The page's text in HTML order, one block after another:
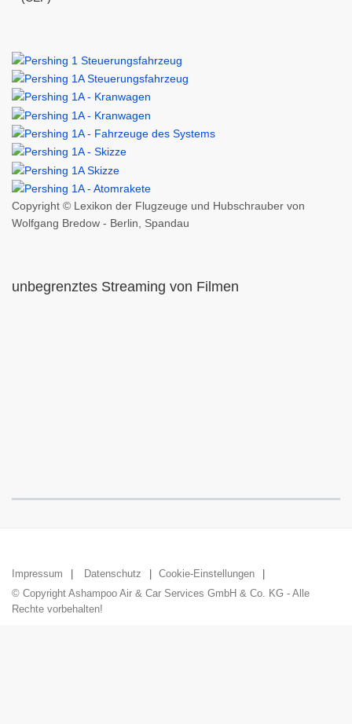
Copyright © Lexikon der Flugzeuge und Hubschrauber von
Wolfgang Bredow - Berlin, Spandau
unbegrenztes Streaming von Filmen
Impressum Datenschutz
Cookie-Einstellungen
© Copyright Ashampoo Air & Car Services GmbH & Co. KG - Alle
Rechte vorbehalten!